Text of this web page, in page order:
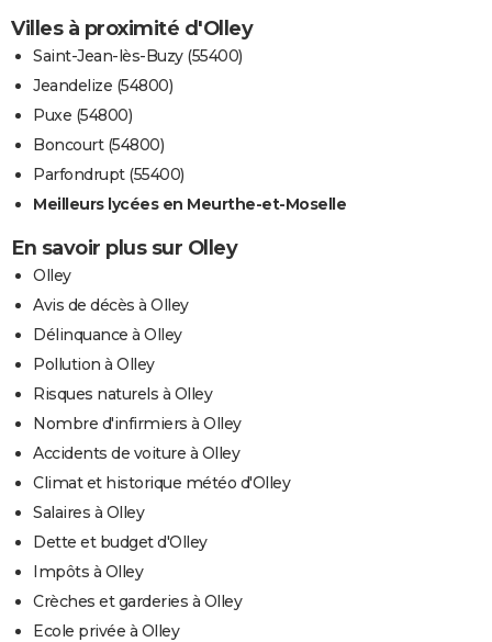
Villes à proximité d'Olley
Saint-Jean-lès-Buzy (55400)
Jeandelize (54800)
Puxe (54800)
Boncourt (54800)
Parfondrupt (55400)
Meilleurs lycées en Meurthe-et-Moselle
En savoir plus sur Olley
Olley
Avis de décès à Olley
Délinquance à Olley
Pollution à Olley
Risques naturels à Olley
Nombre d'infirmiers à Olley
Accidents de voiture à Olley
Climat et historique météo d'Olley
Salaires à Olley
Dette et budget d'Olley
Impôts à Olley
Crèches et garderies à Olley
Ecole privée à Olley